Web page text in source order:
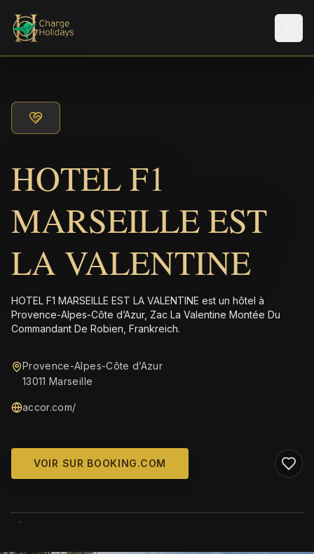
HOTEL F1
MARSEILLE EST
LA VALENTINE
HOTEL F1 MARSEILLE EST LA VALENTINE est un hôtel à
Provence-Alpes-Côte d’Azur, Zac La Valentine Montée Du
Commandant De Robien, Frankreich.
Provence-Alpes-Côte d’Azur
13011 Marseille
accor.com/
VOIR SUR BOOKING.COM